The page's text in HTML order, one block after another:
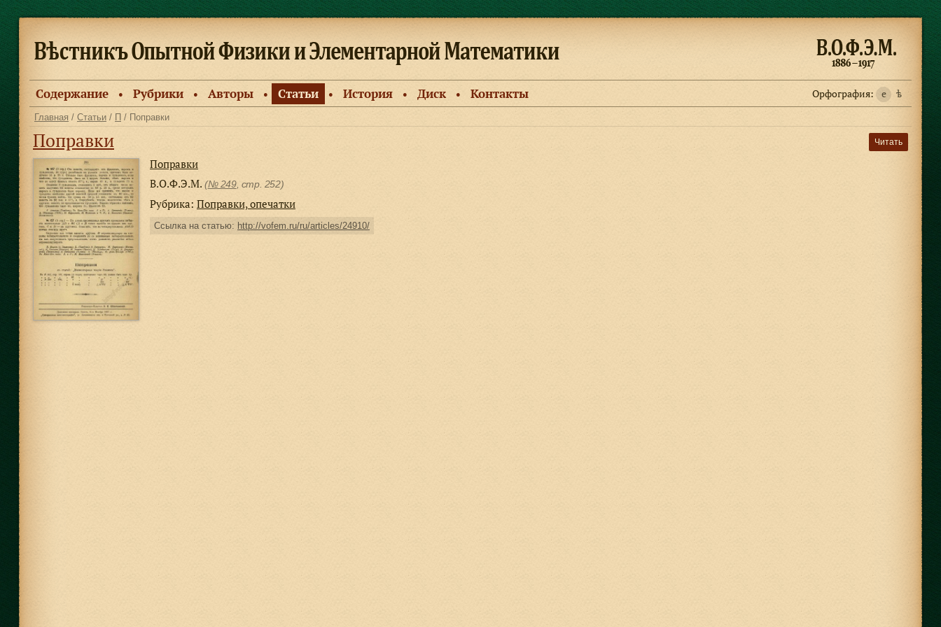
Содержание ● Рубрики ● Авторы ● Статьи ● История ● Диск ● Контакты Орфография: e ѣ
Главная / Статьи / П / Поправки
Читать
Поправки
Поправки
В.О.Ф.Э.М. (№ 249, стр. 252)
Рубрика: Поправки, опечатки
Ссылка на статью: http://vofem.ru/ru/articles/24910/